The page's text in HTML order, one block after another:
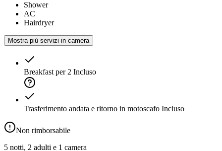
Shower
AC
Hairdryer
Mostra più servizi in camera
Breakfast per 2 Incluso
Trasferimento andata e ritorno in motoscafo Incluso
Non rimborsabile
5 notti, 2 adulti e 1 camera